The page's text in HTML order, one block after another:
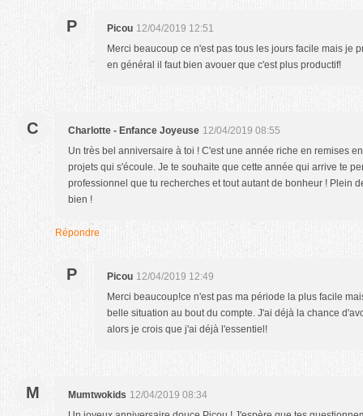
P Picou 12/04/2019 12:51
Merci beaucoup ce n'est pas tous les jours facile mais je
en général il faut bien avouer que c'est plus productif!
C Charlotte - Enfance Joyeuse 12/04/2019 08:55
Un très bel anniversaire à toi ! C'est une année riche en remises
projets qui s'écoule. Je te souhaite que cette année qui arrive te
professionnel que tu recherches et tout autant de bonheur ! Plein
bien !
Répondre
P Picou 12/04/2019 12:49
Merci beaucoup!ce n'est pas ma période la plus facile
belle situation au bout du compte. J'ai déjà la chance
alors je crois que j'ai déjà l'essentiel!
M Mumtwokids 12/04/2019 08:34